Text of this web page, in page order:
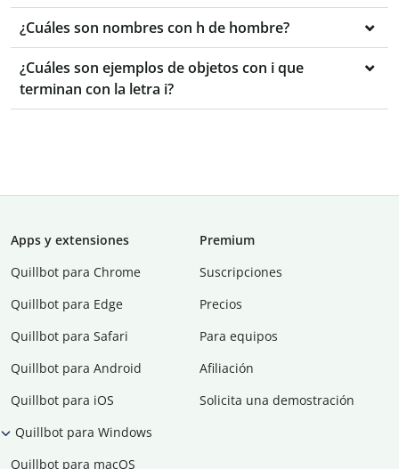
¿Cuáles son nombres con h de hombre?
¿Cuáles son ejemplos de objetos con i que
terminan con la letra i?
Apps y extensiones
Quillbot para Chrome
Quillbot para Edge
Quillbot para Safari
Quillbot para Android
Quillbot para iOS
Quillbot para Windows
Quillbot para macOS
Premium
Suscripciones
Precios
Para equipos
Afiliación
Solicita una demostración